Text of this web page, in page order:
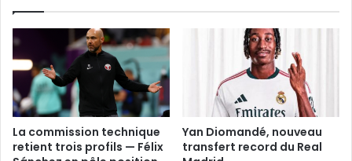
discipline
»
La commission technique
retient trois profils — Félix
Yan Diomandé, nouveau
transfert record du Real